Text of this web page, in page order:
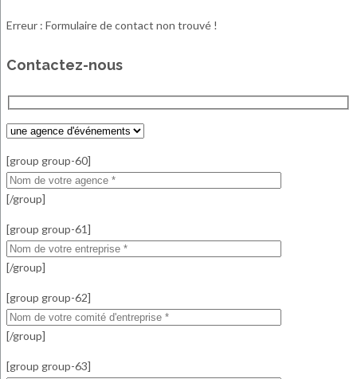
Erreur : Formulaire de contact non trouvé !
Contactez-nous
[group group-60]
[/group]
[group group-61]
[/group]
[group group-62]
[/group]
[group group-63]